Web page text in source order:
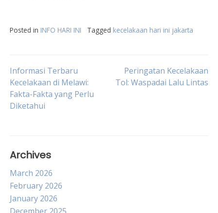
Posted in INFO HARI INI Tagged kecelakaan hari ini jakarta
Post
navigation
Informasi Terbaru
Kecelakaan di Melawi:
Fakta-Fakta yang Perlu
Diketahui
Peringatan Kecelakaan
Tol: Waspadai Lalu Lintas
Archives
March 2026
February 2026
January 2026